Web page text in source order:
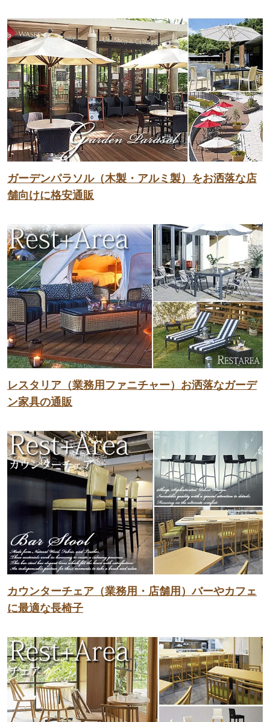
ガーデンパラソル（木製・アルミ製）をお洒落な店
舗向けに格安通販
レスタリア（業務用ファニチャー）お洒落なガーデ
ン家具の通販
カウンターチェア（業務用・店舗用）バーやカフェ
に最適な長椅子